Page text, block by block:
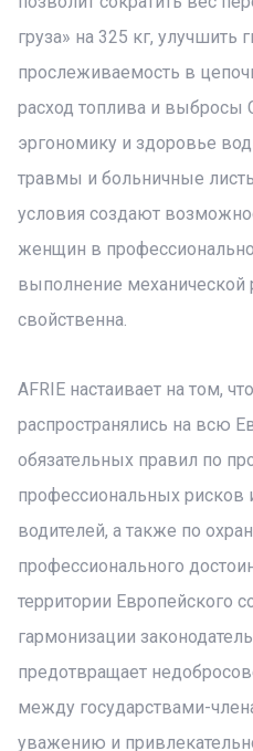
груза» на 325 кг, улучшить
прослеживаемость в
расход топлива и выбросы
эргономику и здоровье
травмы и больничные
условия создают
женщин в
выполнение механической
свойственна.
AFRIE настаивает на том,
распространялись на всю
обязательных правил по
профессиональных рисков
водителей, а также по
профессионального
территории Европейского
гармонизации
предотвращает
между государствами-
уважению и